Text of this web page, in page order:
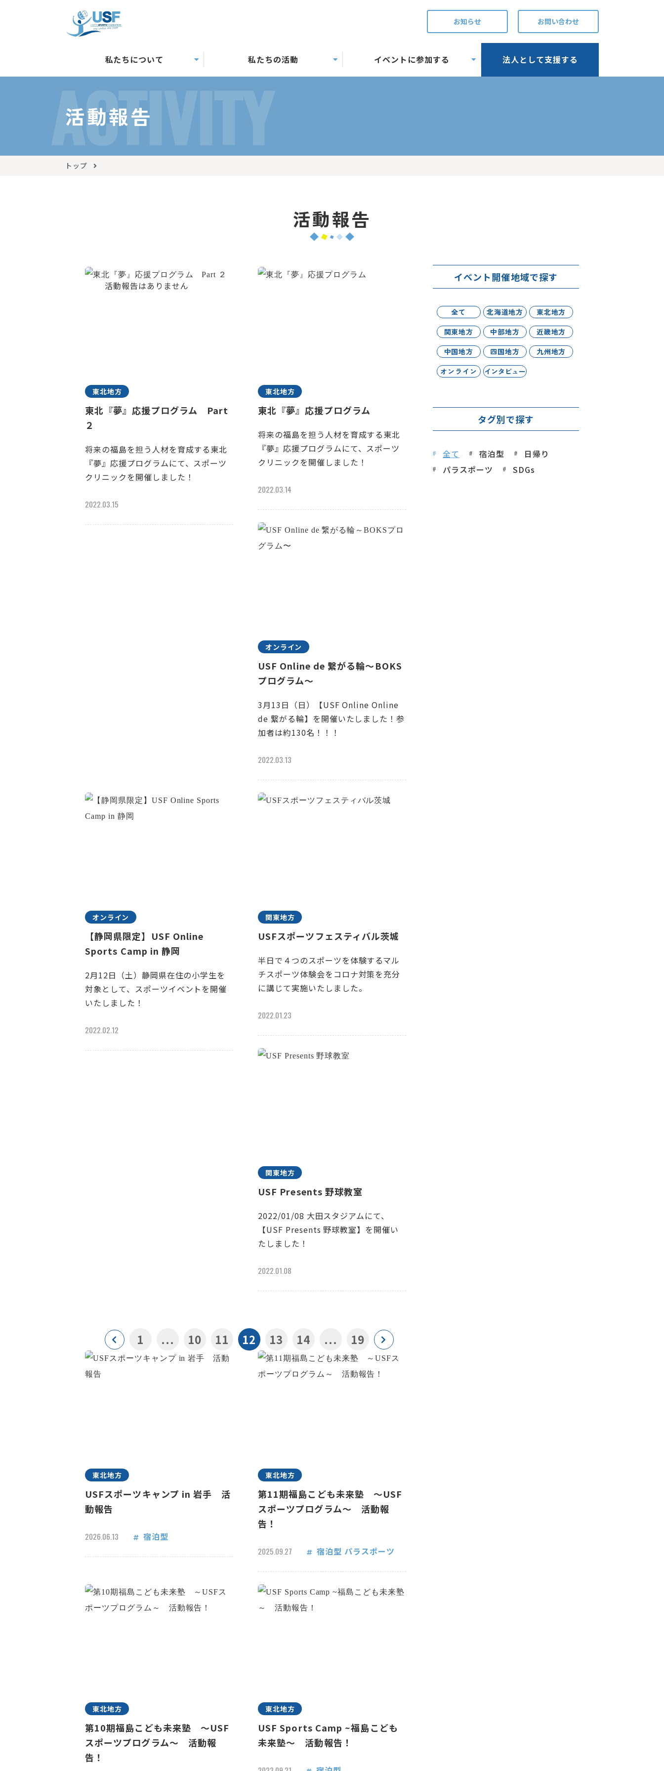
お知らせ お問い合わせ
私たちについて 私たちの活動 イベントに参加する 法人として支援する
ACTIVITY
活動報告
トップ
活動報告
東北地方
東北『夢』応援プログラム Part
２
将来の福島を担う人材を育成する東北
『夢』応援プログラムにて、スポーツ
クリニックを開催しました！
2022.03.15
東北地方
東北『夢』応援プログラム
将来の福島を担う人材を育成する東北
『夢』応援プログラムにて、スポーツ
クリニックを開催しました！
2022.03.14
オンライン
USF Online de 繋がる輪～BOKS
プログラム〜
3月13日（日）【USF Online Online
de 繋がる輪】を開催いたしました！参
加者は約130名！！！
2022.03.13
オンライン
【静岡県限定】USF Online
Sports Camp in 静岡
2月12日（土）静岡県在住の小学生を
対象として、スポーツイベントを開催
いたしました！
2022.02.12
関東地方
USFスポーツフェスティバル茨城
半日で４つのスポーツを体験するマル
チスポーツ体験会をコロナ対策を充分
に講じて実施いたしました。
2022.01.23
関東地方
USF Presents 野球教室
2022/01/08 大田スタジアムにて、
【USF Presents 野球教室】を開催い
たしました！
2022.01.08
1 ... 10 11 12 13 14 ... 19
東北地方
USFスポーツキャンプ in 岩手 活
動報告
2026.06.13 宿泊型
東北地方
第11期福島こども未来塾 ～USF
スポーツプログラム～ 活動報
告！
2025.09.27 宿泊型 パラスポーツ
東北地方
第10期福島こども未来塾 ～USF
スポーツプログラム～ 活動報
告！
東北地方
USF Sports Camp ~福島こども
未来塾～ 活動報告！
イベント開催地域で探す
全て 北海道地方
東北地方
関東地方
中部地方
近畿地方
中国地方
四国地方
九州地方
オンライン
インタビュー
タグ別で探す
全て 宿泊型
日帰り
パラスポーツ
SDGs